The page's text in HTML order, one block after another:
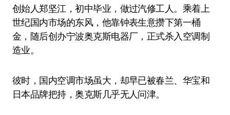
创始人郑坚江，初中毕业，做过汽修工人。乘着上
世纪国内市场的东风，他靠钟表生意攒下第一桶
金，随后创办宁波奥克斯电器厂，正式杀入空调制
造业。
彼时，国内空调市场虽大，却早已被春兰、华宝和
日本品牌把持，奥克斯几乎无人问津。